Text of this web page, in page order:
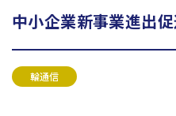
お客様の声
中小企業新事業進出
輪通信